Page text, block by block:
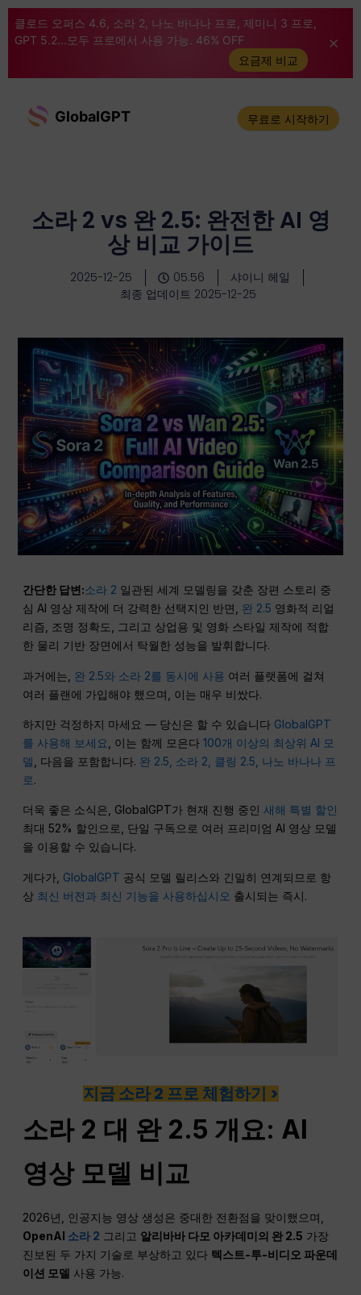
클로드 오퍼스 4.6, 소라 2, 나노 바나나 프로, 제미니 3 프로,
GPT 5.2...모두 프로에서 사용 가능. 46% OFF
요금제 비교
GlobalGPT 무료로 시작하기
소라 2 vs 완 2.5: 완전한 AI 영
상 비교 가이드
2025-12-25 05:56
샤이니 헤일
최종 업데이트 2025-12-25
간단한 답변:소라 2 일관된 세계 모델링을 갖춘 장편 스토리 중
심 AI 영상 제작에 더 강력한 선택지인 반면, 완 2.5 영화적 리얼
리즘, 조명 정확도, 그리고 상업용 및 영화 스타일 제작에 적합
한 물리 기반 장면에서 탁월한 성능을 발휘합니다.
과거에는, 완 2.5와 소라 2를 동시에 사용 여러 플랫폼에 걸쳐
여러 플랜에 가입해야 했으며, 이는 매우 비쌌다.
하지만 걱정하지 마세요 — 당신은 할 수 있습니다 GlobalGPT
를 사용해 보세요
, 이는 함께 모은다100개 이상의 최상위 AI 모
델
, 다음을 포함합니다. 완 2.5, 소라 2, 클링 2.5, 나노 바나나 프
로.
더욱 좋은 소식은, GlobalGPT가 현재 진행 중인새해 특별 할인
최대 52% 할인으로, 단일 구독으로 여러 프리미엄 AI 영상 모델
을 이용할 수 있습니다.
게다가, GlobalGPT 공식 모델 릴리스와 긴밀히 연계되므로 항
상 최신 버전과 최신 기능을 사용하십시오 출시되는 즉시.
지금 소라 2 프로 체험하기 >
소라 2 대 완 2.5 개요: AI
영상 모델 비교
2026년, 인공지능 영상 생성은 중대한 전환점을 맞이했으며,
OpenAI 소라 2 그리고 알리바바 다모 아카데미의 완 2.5 가장
진보된 두 가지 기술로 부상하고 있다 텍스트-투-비디오 파운데
이션 모델 사용 가능.